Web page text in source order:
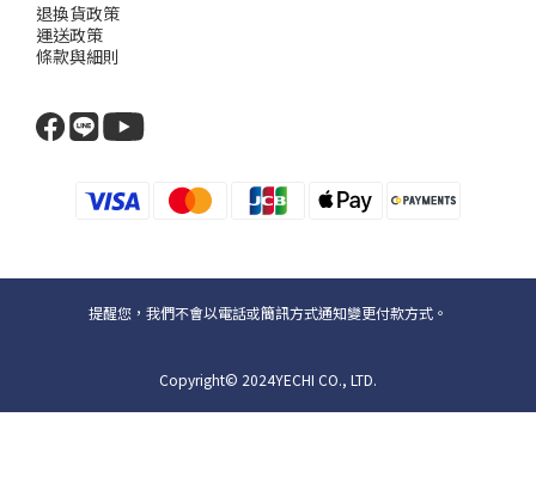
退換貨政策
運送政策
條款與細則
提醒您，我們不會以電話或簡訊方式通知變更付款方式。
Copyright© 2024YECHI CO., LTD.